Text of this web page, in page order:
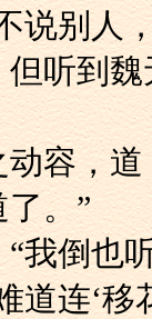
“不说别
听到
之动容
。”
：“我倒
“难道连